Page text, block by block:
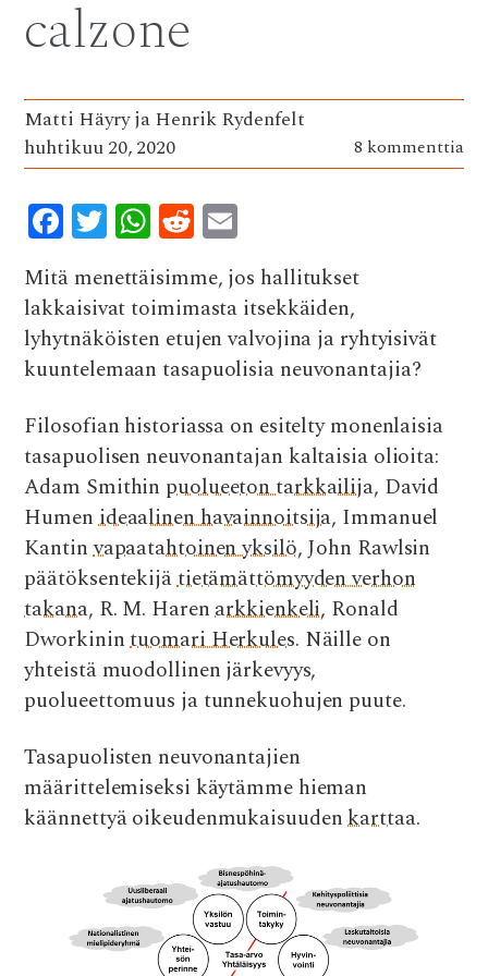
calzone
Matti Häyry ja Henrik Rydenfelt
huhtikuu 20, 2020
8 kommenttia
F
ac
e
b
o
k
T
w
it
te
r
W
h
at
s
A
p
R
e
d
di
t
m
ai
l
Mitä menettäisimme, jos hallitukset
lakkaisivat toimimasta itsekkäiden,
lyhytnäköisten etujen valvojina ja ryhtyisivät
kuuntelemaan tasapuolisia neuvonantajia?
Filosofian historiassa on esitelty monenlaisia
tasapuolisen neuvonantajan kaltaisia olioita:
Adam Smithin puolueeton tarkkailija, David
Humenideaalinen havainnoitsija, Immanuel
Kantinvapaatahtoinen yksilö, John Rawlsin
päätöksentekijätietämättömyyden verhon
takana, R. M. Harenarkkienkeli, Ronald
Dworkinintuomari Herkules. Näille on
yhteistä muodollinen järkevyys,
puolueettomuus ja tunnekuohujen puute.
Tasapuolisten neuvonantajien
määrittelemiseksi käytämme hieman
käännettyä oikeudenmukaisuudenkarttaa.